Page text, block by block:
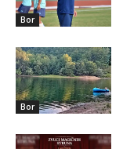
Bor
Bor